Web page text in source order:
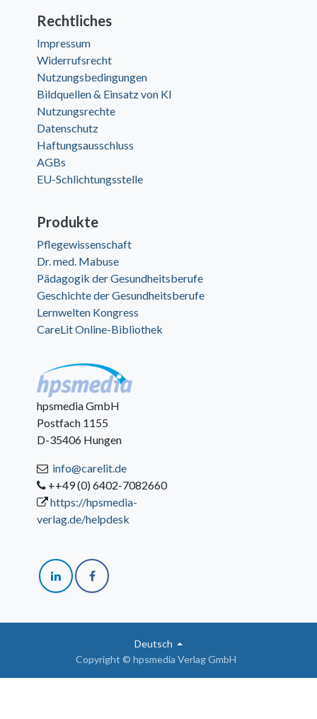
Rechtliches
Impressum
Widerrufsrecht
Nutzungsbedingungen
Bildquellen & Einsatz von KI
Nutzungsrechte
Datenschutz
Haftungsausschluss
AGBs
EU-Schlichtungsstelle
Produkte
Pflegewissenschaft
Dr. med. Mabuse
Pädagogik der Gesundheitsberufe
Geschichte der Gesundheitsberufe
Lernwelten Kongress
CareLit Online-Bibliothek
hpsmedia GmbH
Postfach 1155
D-35406 Hungen
info@carelit.de
++49 (0) 6402-7082660
https://hpsmedia-
verlag.de/helpdesk
Copyright © hpsmedia Verlag GmbH
Deutsch